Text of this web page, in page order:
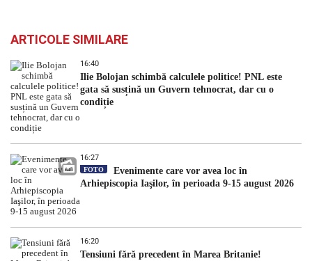
ARTICOLE SIMILARE
16:40
Ilie Bolojan schimbă calculele politice! PNL este
gata să susțină un Guvern tehnocrat, dar cu o
condiție
16:27
FOTO
Evenimente care vor avea loc în
Arhiepiscopia Iaşilor, în perioada 9-15 august 2026
16:20
Tensiuni fără precedent în Marea Britanie!